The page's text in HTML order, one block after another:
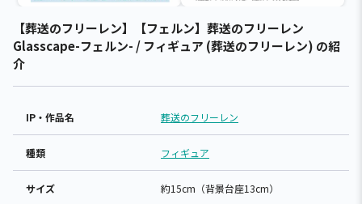
【葬送のフリーレン】【フェルン】葬送のフリーレン
Glasscape-フェルン- / フィギュア (葬送のフリーレン) の紹
介
IP・作品名 葬送のフリーレン
種類 フィギュア
サイズ 約15cm（背景台座13cm）